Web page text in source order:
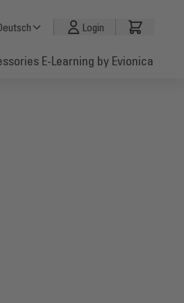
E-Learning by Evionica
Login